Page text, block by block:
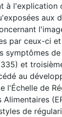
à l'explication
aux
par ceux-ci
symptômes
et
au
l'Échelle de
de